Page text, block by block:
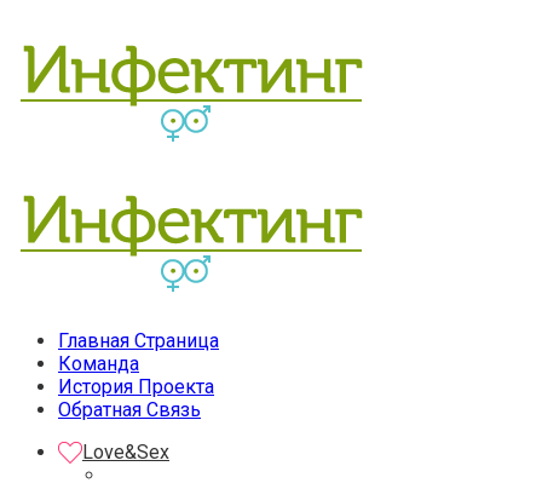
Главная Страница
Команда
История Проекта
Обратная Связь
Love&Sex